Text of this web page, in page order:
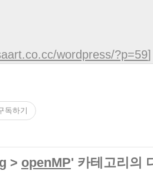
wordpress/?p=59
독하기
> openMP' 카테고리의